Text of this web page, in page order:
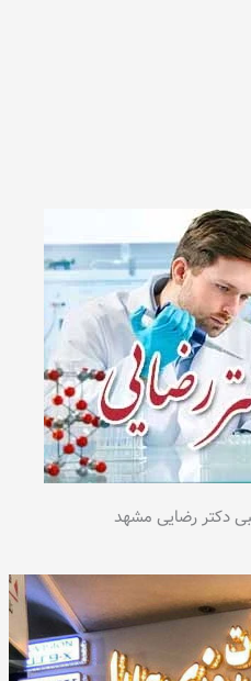
دکتر رضایی مشهد